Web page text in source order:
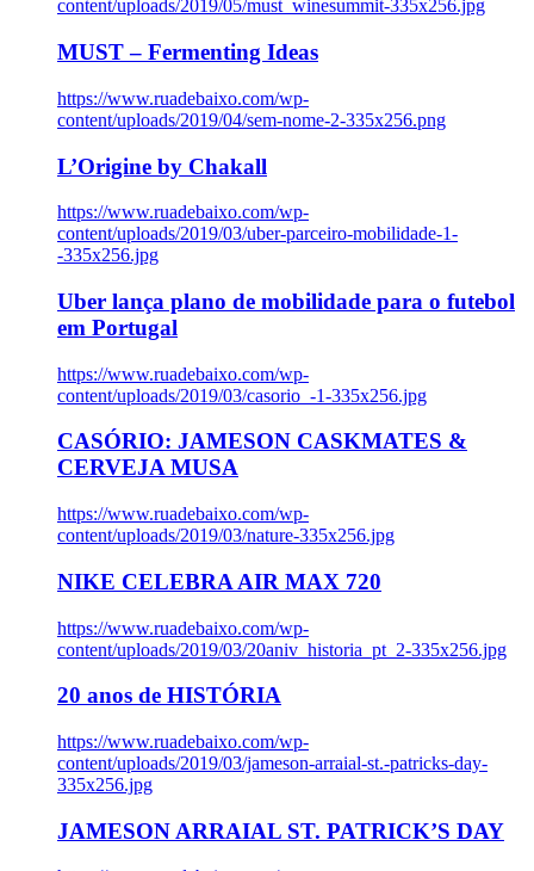
content/uploads/2019/05/must_winesummit-335x256.jpg
MUST – Fermenting Ideas
https://www.ruadebaixo.com/wp-
content/uploads/2019/04/sem-nome-2-335x256.png
L’Origine by Chakall
https://www.ruadebaixo.com/wp-
content/uploads/2019/03/uber-parceiro-mobilidade-1-
-335x256.jpg
Uber lança plano de mobilidade para o futebol
em Portugal
https://www.ruadebaixo.com/wp-
content/uploads/2019/03/casorio_-1-335x256.jpg
CASÓRIO: JAMESON CASKMATES &
CERVEJA MUSA
https://www.ruadebaixo.com/wp-
content/uploads/2019/03/nature-335x256.jpg
NIKE CELEBRA AIR MAX 720
https://www.ruadebaixo.com/wp-
content/uploads/2019/03/20aniv_historia_pt_2-335x256.jpg
20 anos de HISTÓRIA
https://www.ruadebaixo.com/wp-
content/uploads/2019/03/jameson-arraial-st.-patricks-day-
335x256.jpg
JAMESON ARRAIAL ST. PATRICK’S DAY